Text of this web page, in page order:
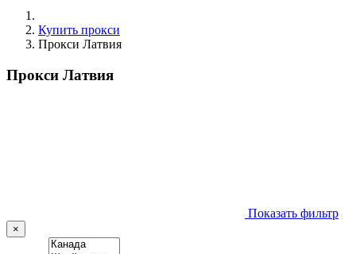
Купить прокси
Прокси Латвия
Прокси Латвия
Показать фильтр
×